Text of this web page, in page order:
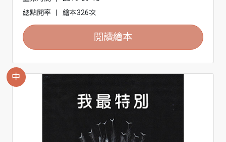
總點閱率
繪本326次
閱讀繪本
中